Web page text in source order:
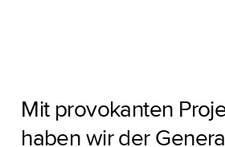
Mit provokanten
haben wir der